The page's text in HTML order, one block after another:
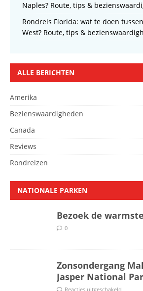
Naples? Route, tips &
Rondreis Florida: wat te doen
West? Route, tips &
ALLE BERICHTEN
Amerika
Bezienswaardigheden
Canada
Reviews
Rondreizen
NATIONALE PARKEN
Bezoek de
0
Zonsondergang
Jasper National
Reacties uitgeschakeld